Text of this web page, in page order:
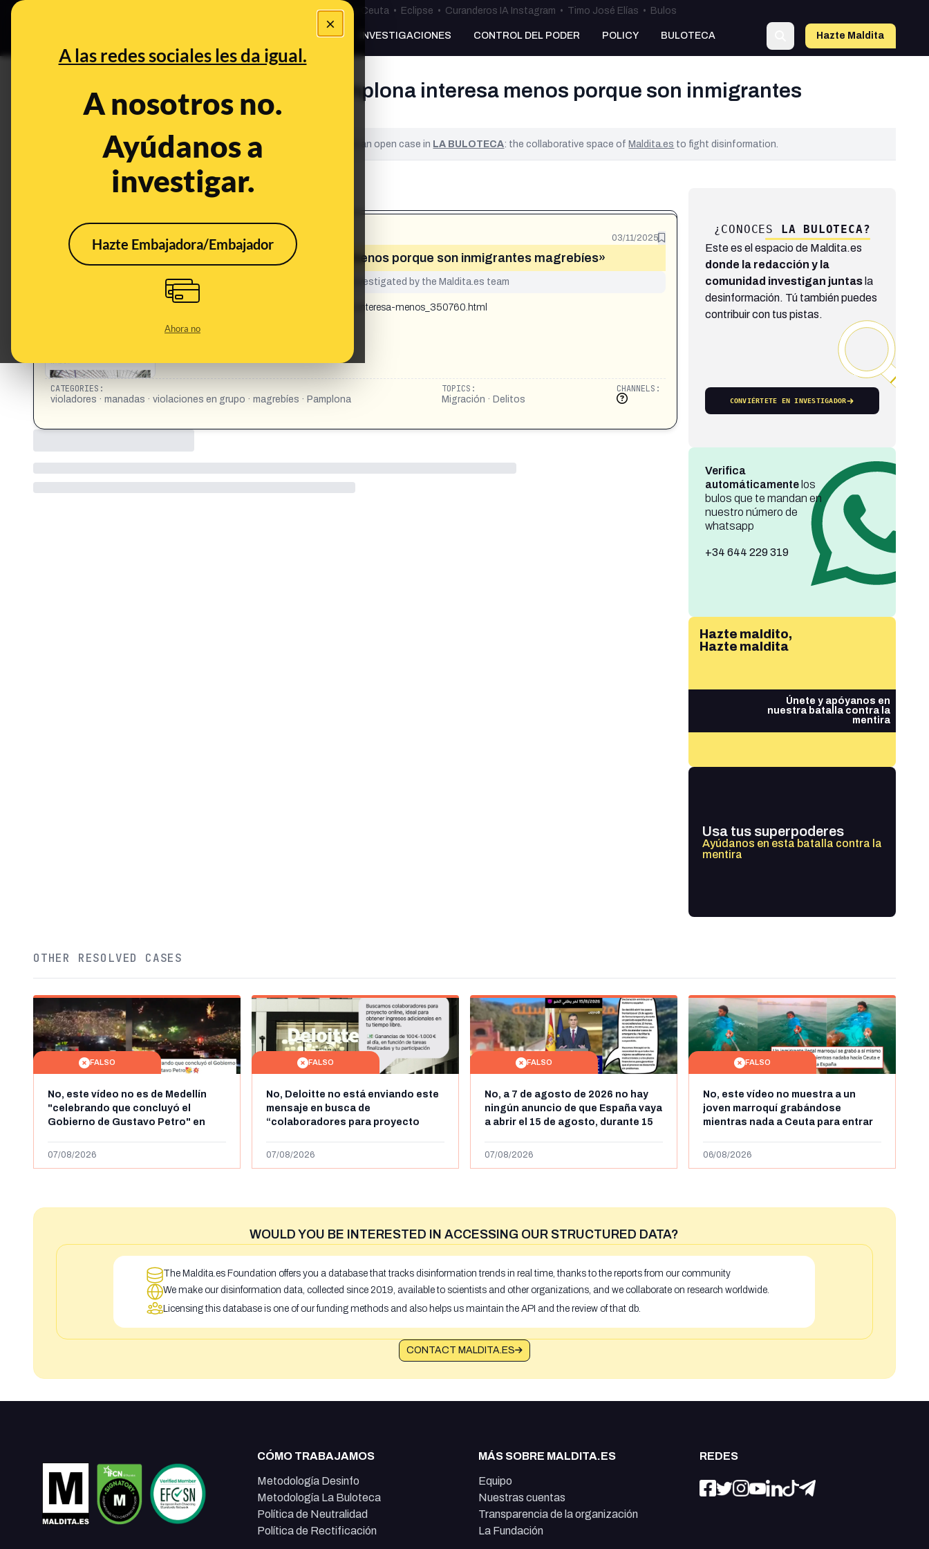
×
A las redes sociales les da igual.
A nosotros no.
Ayúdanos a
investigar.
Hazte Embajadora/Embajador
Ahora no
Especial Ceuta•Bulos Ceuta • Eclipse • Curanderos IA Instagram • Timo José Elías • Bulos
PREBUNKING INVESTIGACIONES CONTROL DEL PODER POLICY BULOTECA Hazte Maldita
¿La manada de violadores de Pamplona interesa menos porque son inmigrantes
magrebíes?
This content has NOT yet been verified. It is an open case in LA BULOTECA: the collaborative space ofMaldita.es to fight disinformation.
What's being said: 03/11/2025
«La manada de violadores de Pamplona interesa menos porque son inmigrantes magrebíes»
This content has not yet been investigated by the Maldita.es team
https://www.eldebate.com/opinion/20251102/esta-manada-violadores-interesa-menos_350760.html
CATEGORIES:
violadores · manadas · violaciones en grupo · magrebíes · Pamplona
TOPICS:
Migración · Delitos
CHANNELS:
¿CONOCES LA BULOTECA?
Este es el espacio de Maldita.es
donde la redacción y la
comunidad investigan juntasla
desinformación. Tú también puedes
contribuir con tus pistas.
CONVIÉRTETE EN INVESTIGADOR
Verifica
automáticamentelos
bulos que te mandan en
nuestro número de
whatsapp
+34 644 229 319
Hazte maldito,
Hazte maldita
Únete y apóyanos en
nuestra batalla contra la
mentira
Usa tus superpoderes
Ayúdanos en esta batalla contra la
mentira
OTHER RESOLVED CASES
FALSO
No, este vídeo no es de Medellín
"celebrando que concluyó el
Gobierno de Gustavo Petro" en
de 2024
07/08/2026
FALSO
No, Deloitte no está enviando este
mensaje en busca de
“colaboradores para proyecto
1.000 euros al día: es un timo
07/08/2026
FALSO
No, a 7 de agosto de 2026 no hay
ningún anuncio de que España vaya
a abrir el 15 de agosto, durante 15
y Ceuta
07/08/2026
FALSO
No, este vídeo no muestra a un
joven marroquí grabándose
mientras nada a Ceuta para entrar
más de 450km de Ceuta y el autor lo
06/08/2026
WOULD YOU BE INTERESTED IN ACCESSING OUR STRUCTURED DATA?
The Maldita.es Foundation offers you a database that tracks disinformation trends in real time, thanks to the reports from our community
We make our disinformation data, collected since 2019, available to scientists and other organizations, and we collaborate on research worldwide.
Licensing this database is one of our funding methods and also helps us maintain the API and the review of that db.
CONTACT MALDITA.ES
CÓMO TRABAJAMOS
Metodología Desinfo
Metodología La Buloteca
Política de Neutralidad
Política de Rectificación
MÁS SOBRE MALDITA.ES
Equipo
Nuestras cuentas
Transparencia de la organización
La Fundación
REDES